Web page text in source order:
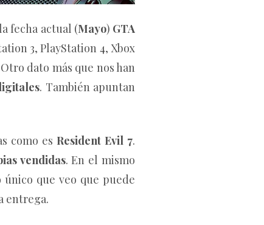
fecha actual (Mayo) GTA
3, PlayStation 4, Xbox
dato más que nos han
. También apuntan
como es Resident Evil 7.
vendidas. En el mismo
único que veo que puede
entrega.